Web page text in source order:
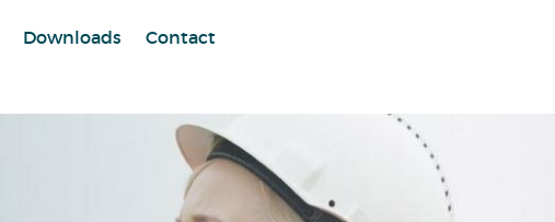
Downloads Contact